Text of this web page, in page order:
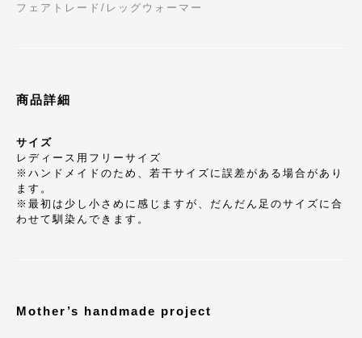
フェアトレード/レッグウォーマー
商品詳細
サイズ
レディース用フリーサイズ
※ハンドメイドのため、若干サイズに誤差がある場合があり
ます。
※最初は少し小さめに感じますが、だんだん足のサイズに合
わせて馴染んできます。
Mother’s handmade project